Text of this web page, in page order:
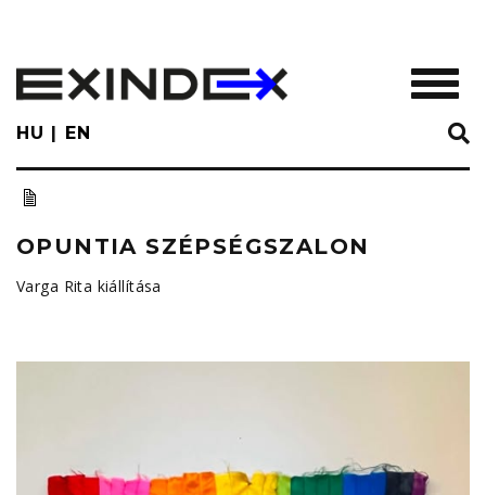
main
content
HU EN
OPUNTIA SZÉPSÉGSZALON
Varga Rita kiállítása